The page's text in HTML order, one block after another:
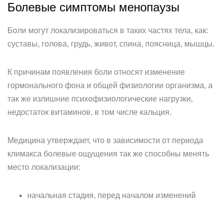
Болевые симптомы менопаузы
Боли могут локализироваться в таких частях тела, как:
суставы, голова, грудь, живот, спина, поясница, мышцы.
К причинам появления боли относят изменение
гормонального фона и общей физиологии организма, а
так же излишние психофизиологические нагрузки,
недостаток витаминов, в том числе кальция.
Медицина утверждает, что в зависимости от периода
климакса болевые ощущения так же способны менять
место локализации:
начальная стадия, перед началом изменений